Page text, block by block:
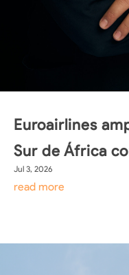
Euroairlines
Sur de África
Jul 3, 2026
read more